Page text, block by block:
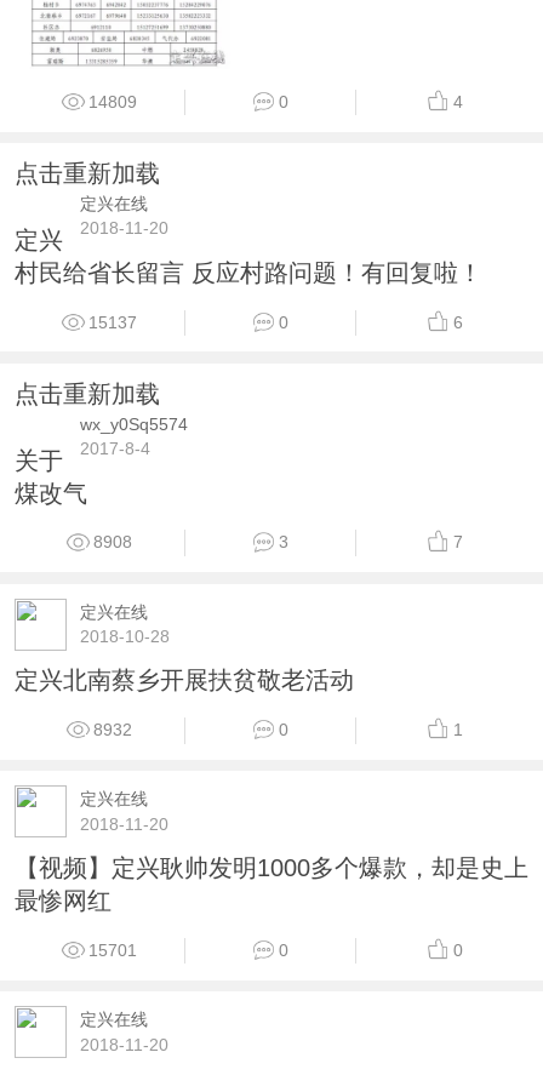
14809 0 4
点击重新加载
定兴在线
2018-11-20
定兴
村民给省长留言 反应村路问题！有回复啦！
15137 0 6
点击重新加载
wx_y0Sq5574
2017-8-4
关于
煤改气
8908 3 7
定兴在线
2018-10-28
定兴北南蔡乡开展扶贫敬老活动
8932 0 1
定兴在线
2018-11-20
【视频】定兴耿帅发明1000多个爆款，却是史上
最惨网红
15701 0 0
定兴在线
2018-11-20